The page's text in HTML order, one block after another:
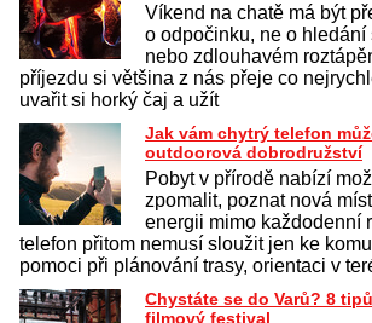
Víkend na chatě má být
o odpočinku, ne o hledání
nebo zdlouhavém
příjezdu si většina z nás přeje co
uvařit si horký čaj a užít
Jak vám chytrý telefon
outdoorová dobrodružství
Pobyt v přírodě nabízí
zpomalit, poznat nová
energii mimo každodenní
telefon přitom nemusí sloužit jen ke
pomoci při plánování trasy, orientaci v
Chystáte se do Varů? 8
filmový festival